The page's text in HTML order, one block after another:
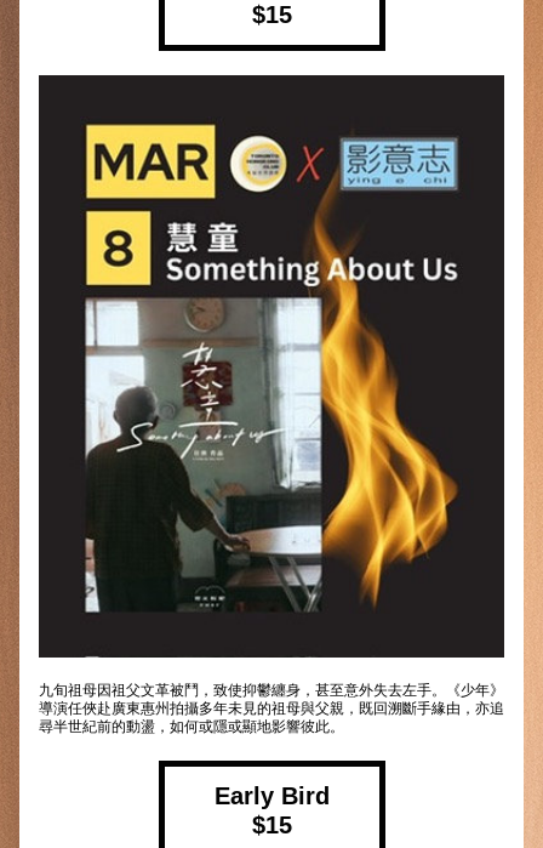
$15
九旬祖母因祖父文革被鬥，致使抑鬱纏身，甚至意外失去左手。《少年》
導演任俠赴廣東惠州拍攝多年未見的祖母與父親，既回溯斷手緣由，亦追
尋半世紀前的動盪，如何或隱或顯地影響彼此。
Early Bird
$15